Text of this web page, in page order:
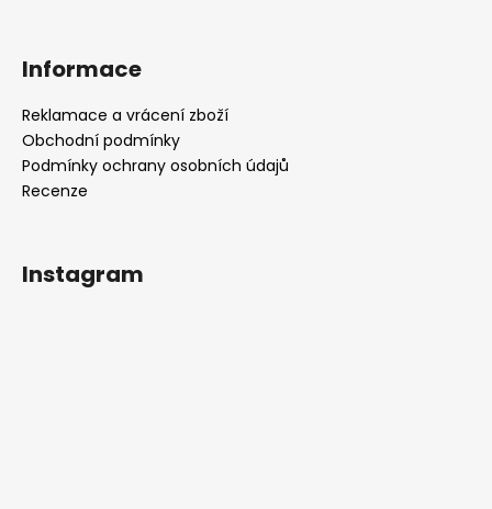
Informace
Reklamace a vrácení zboží
Obchodní podmínky
Podmínky ochrany osobních údajů
Recenze
Instagram